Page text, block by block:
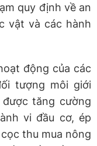
quy định về an
vật và các hành
động của các
tượng môi giới
tăng cường
vi đầu cơ, ép
thu mua nông